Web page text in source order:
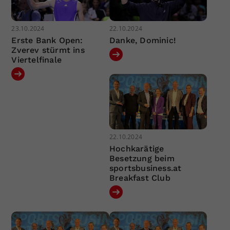
23.10.2024
Erste Bank Open:
Zverev stürmt ins
Viertelfinale
22.10.2024
Danke, Dominic!
22.10.2024
Hochkarätige
Besetzung beim
sportsbusiness.at
Breakfast Club